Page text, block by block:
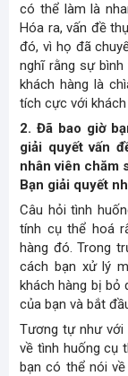
có thể làm là
Hóa ra, vấn đề
đó, vì họ đã
nghĩ rằng sự
khách hàng là
tích cực với khách
2. Đã bao giờ
giải quyết vấn
nhân viên chăm
Bạn giải quyết
Câu hỏi tình
tính cụ thể hoá
hàng đó. Trong
cách bạn xử lý
khách hàng bị bỏ
của bạn và bắt
Tương tự như với
về tình huống cụ
bạn có thể nói